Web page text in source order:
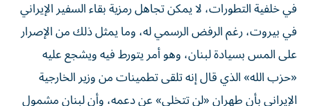
في خلفية التطورات، لا يمكن تجاهل رمزية بقاء السفير الإيراني
في بيروت، رغم الرفض الرسمي له، وما يمثل ذلك من الإصرار
على المس بسيادة لبنان، وهو أمر يتورط فيه ويشجع عليه
«حزب الله» الذي قال إنه تلقى تطمينات من وزير الخارجية
الإيراني بأن طهران «لن تتخلى» عن دعمه، وأن لبنان مشمول